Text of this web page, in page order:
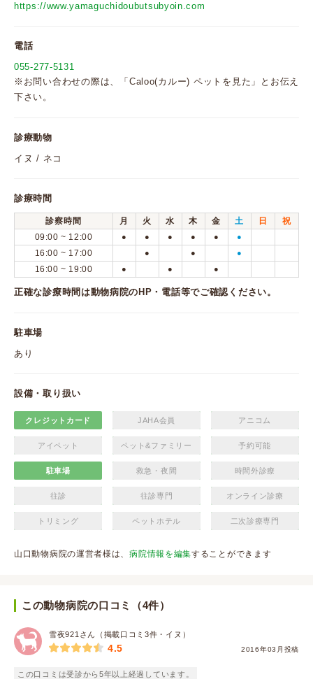
https://www.yamaguchidoubutsubyoin.com
電話
055-277-5131
※お問い合わせの際は、「Caloo(カルー) ペットを見た」とお伝え
下さい。
診療動物
イヌ / ネコ
診療時間
診察時間 月 火 水 木 金 土 日
祝
09:00 ~ 12:00
● ● ● ● ● ●
16:00 ~ 17:00 ● ● ●
16:00 ~ 19:00 ● ● ●
正確な診療時間は動物病院のHP・電話等でご確認ください。
駐車場
あり
設備・取り扱い
クレジットカード JAHA会員 アニコム
アイペット ペット&ファミリー 予約可能
駐車場 救急・夜間 時間外診療
往診 往診専門 オンライン診療
トリミング ペットホテル 二次診療専門
山口動物病院の運営者様は、病院情報を編集することができます
この動物病院の口コミ（4件）
雪夜921さん（掲載口コミ3件・イヌ）
2016年03月投稿
4.5
この口コミは受診から5年以上経過しています。